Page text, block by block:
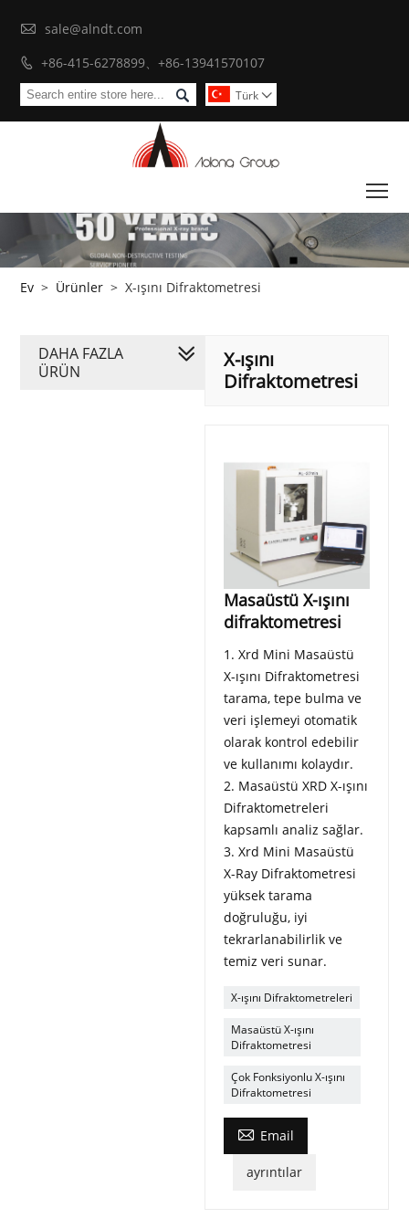
 sale@alndt.com
 +86-415-6278899、+86-13941570107
 Türk 
Ev > Ürünler > X-ışını Difraktometresi
X-ışını
Difraktometresi
Masaüstü X-ışını
difraktometresi
1. Xrd Mini Masaüstü
X-ışını Difraktometresi
tarama, tepe bulma ve
veri işlemeyi otomatik
olarak kontrol edebilir
ve kullanımı kolaydır.
2. Masaüstü XRD X-ışını
Difraktometreleri
kapsamlı analiz sağlar.
3. Xrd Mini Masaüstü
X-Ray Difraktometresi
yüksek tarama
doğruluğu, iyi
tekrarlanabilirlik ve
temiz veri sunar.
X-ışını Difraktometreleri
Masaüstü X-ışını
Difraktometresi
Çok Fonksiyonlu X-ışını
Difraktometresi
 Email
ayrıntılar
DAHA FAZLA
ÜRÜN